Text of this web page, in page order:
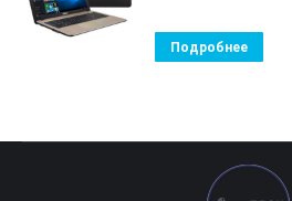
Подробнее